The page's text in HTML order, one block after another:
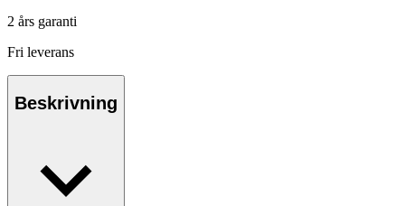
2 års garanti
Fri leverans
Beskrivning